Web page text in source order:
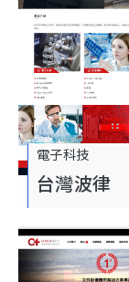
電子科技
台灣波律